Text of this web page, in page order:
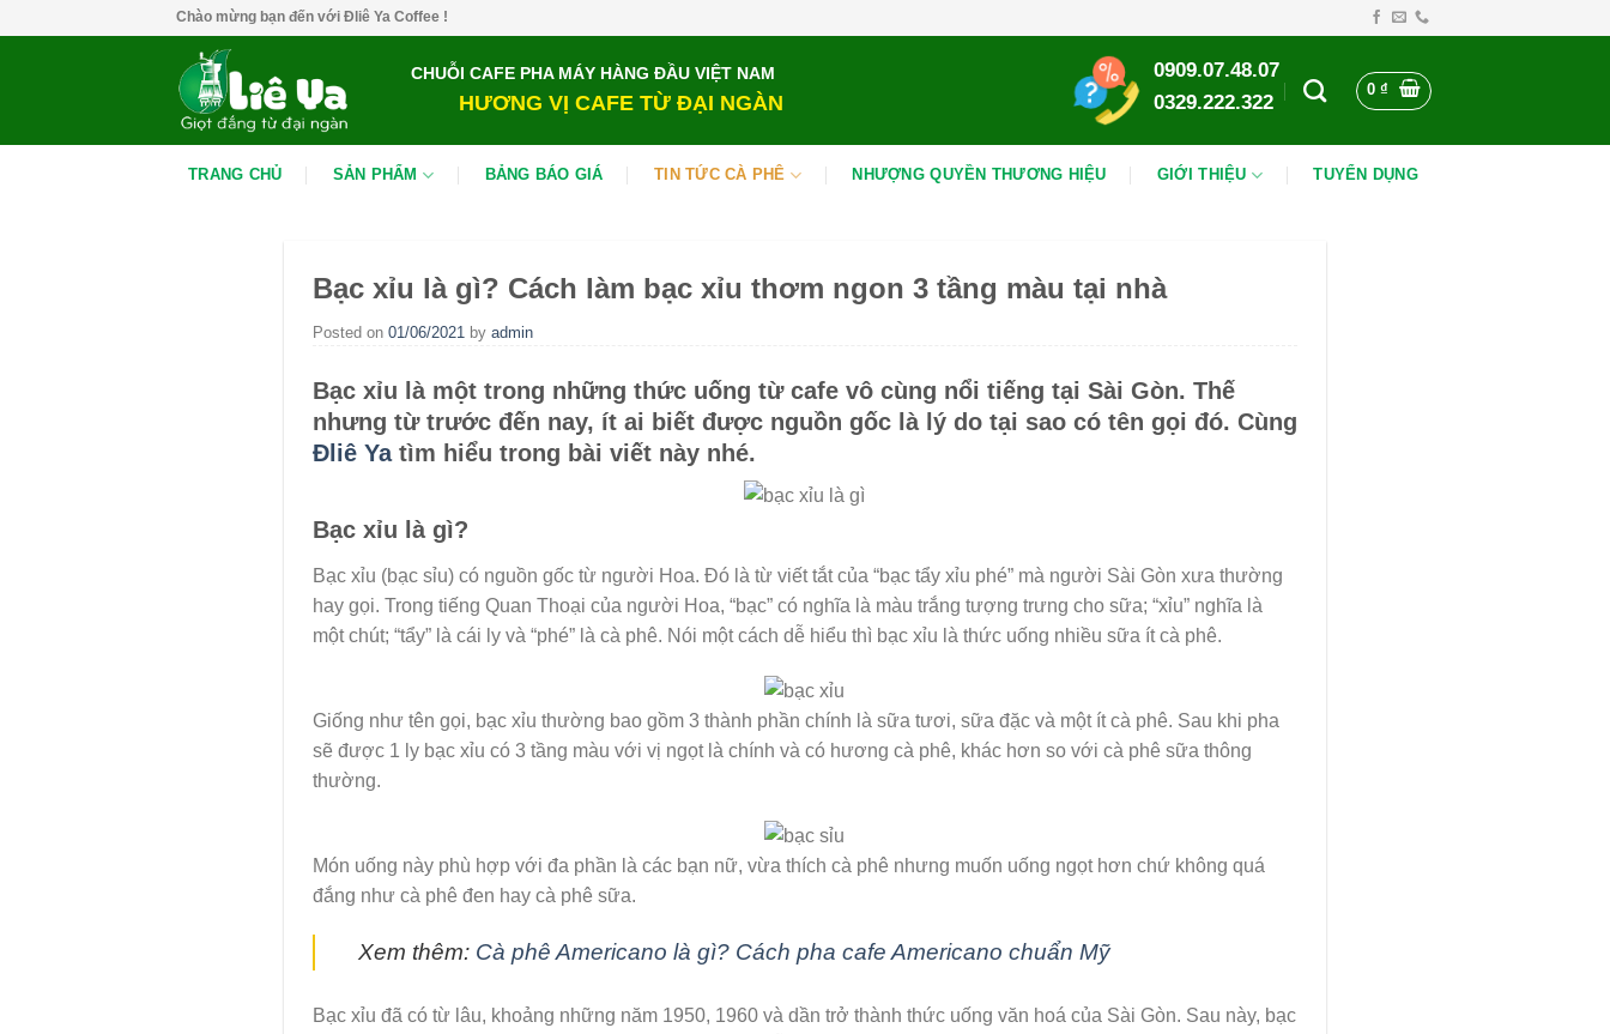
Chào mừng bạn đến với Đliê Ya Coffee !
CHUỖI CAFE PHA MÁY HÀNG ĐẦU VIỆT NAM
HƯƠNG VỊ CAFE TỪ ĐẠI NGÀN
0909.07.48.07
0329.222.322
0₫
TRANG CHỦ SẢN PHẨM BẢNG BÁO GIÁ TIN TỨC CÀ PHÊ NHƯỢNG QUYỀN THƯƠNG HIỆU GIỚI THIỆU TUYỂN DỤNG
Bạc xỉu là gì? Cách làm bạc xỉu thơm ngon 3 tầng màu tại nhà
Posted on 01/06/2021 by admin
Bạc xỉu là một trong những thức uống từ cafe vô cùng nổi tiếng tại Sài Gòn. Thế
nhưng từ trước đến nay, ít ai biết được nguồn gốc là lý do tại sao có tên gọi đó. Cùng
Đliê Yatìm hiểu trong bài viết này nhé.
Bạc xỉu là gì?
Bạc xỉu (bạc sỉu) có nguồn gốc từ người Hoa. Đó là từ viết tắt của “bạc tẩy xỉu phé” mà người Sài Gòn xưa thường
hay gọi. Trong tiếng Quan Thoại của người Hoa, “bạc” có nghĩa là màu trắng tượng trưng cho sữa; “xỉu” nghĩa là
một chút; “tẩy” là cái ly và “phé” là cà phê. Nói một cách dễ hiểu thì bạc xỉu là thức uống nhiều sữa ít cà phê.
Giống như tên gọi, bạc xỉu thường bao gồm 3 thành phần chính là sữa tươi, sữa đặc và một ít cà phê. Sau khi pha
sẽ được 1 ly bạc xỉu có 3 tầng màu với vị ngọt là chính và có hương cà phê, khác hơn so với cà phê sữa thông
thường.
Món uống này phù hợp với đa phần là các bạn nữ, vừa thích cà phê nhưng muốn uống ngọt hơn chứ không quá
đắng như cà phê đen hay cà phê sữa.
Xem thêm: Cà phê Americano là gì? Cách pha cafe Americano chuẩn Mỹ
Bạc xỉu đã có từ lâu, khoảng những năm 1950, 1960 và dần trở thành thức uống văn hoá của Sài Gòn. Sau này, bạc